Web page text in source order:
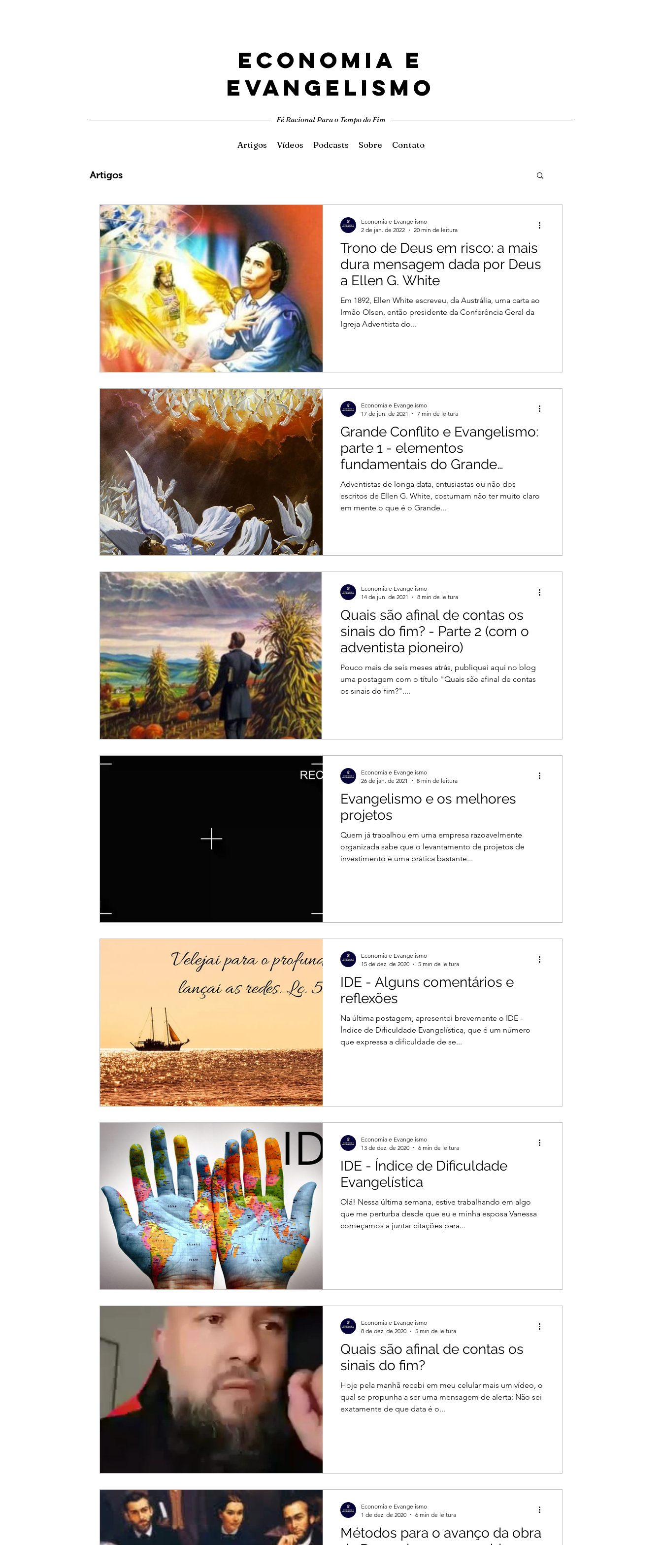
ECONOMIA E
EVANGELISMO
Fé Racional Para o Tempo do Fim
Artigos Vídeos Podcasts Sobre Contato
Artigos
Trono de Deus em risco: a mais
dura mensagem dada por Deus
a Ellen G. White
Em 1892, Ellen White escreveu, da Austrália, uma carta ao
Irmão Olsen, então presidente da Conferência Geral da
Igreja Adventista do...
Economia e Evangelismo
2 de jan. de 2022
20 min de leitura
Grande Conflito e Evangelismo:
parte 1 - elementos
fundamentais do Grande
Conflito
Adventistas de longa data, entusiastas ou não dos
escritos de Ellen G. White, costumam não ter muito claro
em mente o que é o Grande...
Economia e Evangelismo
17 de jun. de 2021
7 min de leitura
Quais são afinal de contas os
sinais do fim? - Parte 2 (com o
adventista pioneiro)
Pouco mais de seis meses atrás, publiquei aqui no blog
uma postagem com o título "Quais são afinal de contas
os sinais do fim?"....
Economia e Evangelismo
14 de jun. de 2021
8 min de leitura
Evangelismo e os melhores
projetos
Quem já trabalhou em uma empresa razoavelmente
organizada sabe que o levantamento de projetos de
investimento é uma prática bastante...
Economia e Evangelismo
26 de jan. de 2021
8 min de leitura
IDE - Alguns comentários e
reflexões
Na última postagem, apresentei brevemente o IDE -
Índice de Dificuldade Evangelística, que é um número
que expressa a dificuldade de se...
Economia e Evangelismo
15 de dez. de 2020
5 min de leitura
IDE - Índice de Dificuldade
Evangelística
Olá! Nessa última semana, estive trabalhando em algo
que me perturba desde que eu e minha esposa Vanessa
começamos a juntar citações para...
Economia e Evangelismo
13 de dez. de 2020
6 min de leitura
Quais são afinal de contas os
sinais do fim?
Hoje pela manhã recebi em meu celular mais um vídeo, o
qual se propunha a ser uma mensagem de alerta: Não sei
exatamente de que data é o...
Economia e Evangelismo
8 de dez. de 2020
5 min de leitura
Métodos para o avanço da obra
Economia e Evangelismo
1 de dez. de 2020
6 min de leitura